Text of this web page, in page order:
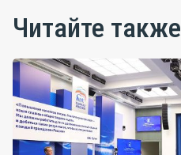
Читайте также